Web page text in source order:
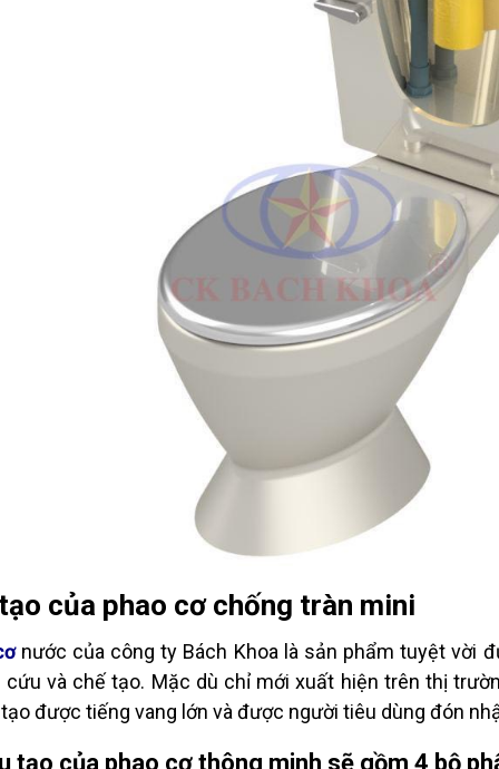
của phao cơ chống tràn mini
nước của công ty Bách Khoa là sản phẩm tuyệt vời
cứu và chế tạo. Mặc dù chỉ mới xuất hiện trên thị
được tiếng vang lớn và được người tiêu dùng đón
tạo của phao cơ thông minh sẽ gồm 4 bộ